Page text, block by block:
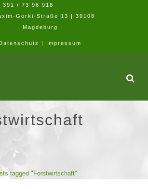
391 / 73 96 918
Gorki-Straße 13 | 39108
Magdeburg
| Impressum
tagged "Forstwirtschaft"